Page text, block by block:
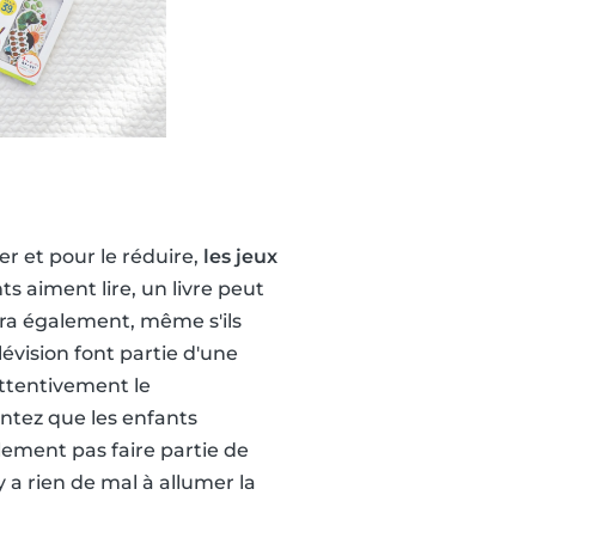
et pour le réduire, les jeux
aiment lire, un livre peut
également, même s'ils
font partie d'une
le
que les enfants
pas faire partie de
a rien de mal à allumer la